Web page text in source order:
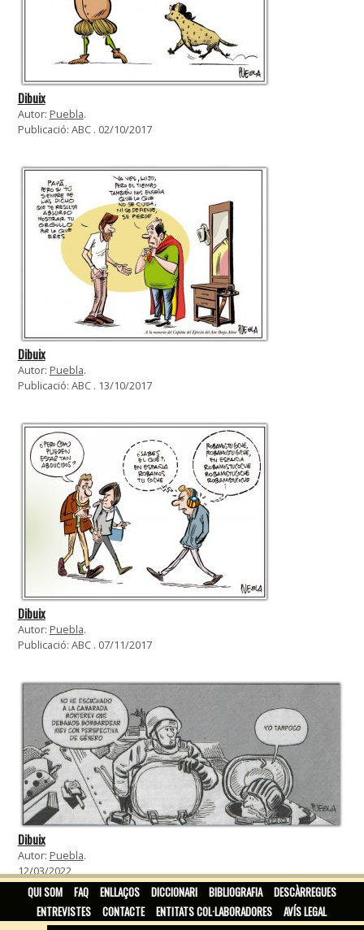
Dibuix
Autor: Puebla.
Publicació: ABC . 02/10/2017
Dibuix
Autor: Puebla.
Publicació: ABC . 13/10/2017
Dibuix
Autor: Puebla.
Publicació: ABC . 07/11/2017
Dibuix
Autor: Puebla.
12/03/2022
QUI SOM FAQ ENLLAÇOS DICCIONARI BIBLIOGRAFIA
DESCÀRREGUES
ENTREVISTES
CONTACTE ENTITATS COL·LABORADORES AVÍS LEGAL